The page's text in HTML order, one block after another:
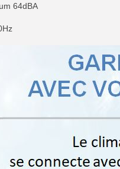
64dBA